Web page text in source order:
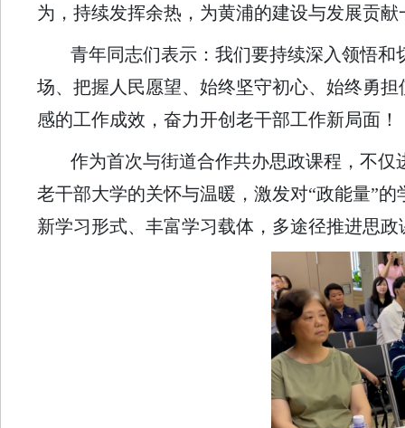
为，持续发挥余热，为黄浦的建设与发展贡
青年同志们表示：我们要持续深入领悟
场、把握人民愿望、始终坚守初心、始终勇
感的工作成效，奋力开创老干部工作新局面！
作为首次与街道合作共办思政课程，不
老干部大学的关怀与温暖，激发对“政能量”
新学习形式、丰富学习载体，多途径推进思